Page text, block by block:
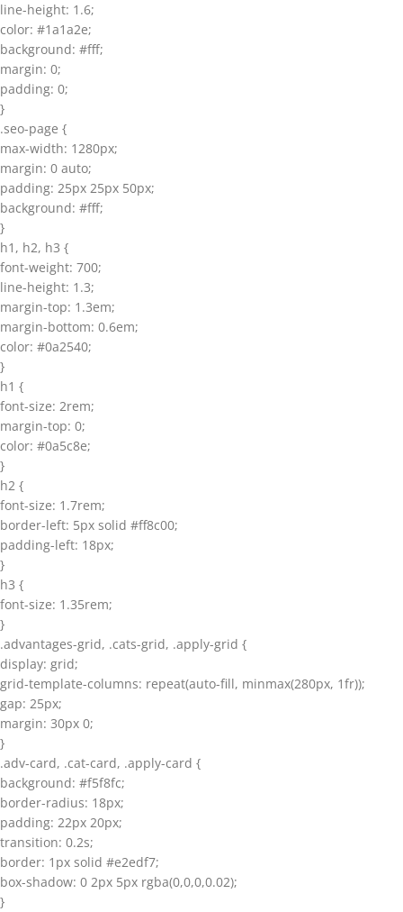
line-height: 1.6;
color: #1a1a2e;
background: #fff;
margin: 0;
padding: 0;
}
.seo-page {
max-width: 1280px;
margin: 0 auto;
padding: 25px 25px 50px;
background: #fff;
}
h1, h2, h3 {
font-weight: 700;
line-height: 1.3;
margin-top: 1.3em;
margin-bottom: 0.6em;
color: #0a2540;
}
h1 {
font-size: 2rem;
margin-top: 0;
color: #0a5c8e;
}
h2 {
font-size: 1.7rem;
border-left: 5px solid #ff8c00;
padding-left: 18px;
}
h3 {
font-size: 1.35rem;
}
.advantages-grid, .cats-grid, .apply-grid {
display: grid;
grid-template-columns: repeat(auto-fill, minmax(280px, 1fr));
gap: 25px;
margin: 30px 0;
}
.adv-card, .cat-card, .apply-card {
background: #f5f8fc;
border-radius: 18px;
padding: 22px 20px;
transition: 0.2s;
border: 1px solid #e2edf7;
box-shadow: 0 2px 5px rgba(0,0,0,0.02);
}